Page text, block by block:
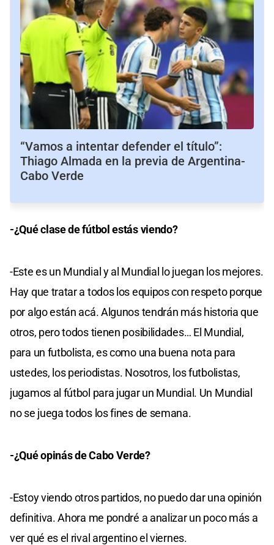
“Vamos a intentar defender el título”:
Thiago Almada en la previa de Argentina-
Cabo Verde
-¿Qué clase de fútbol estás viendo?
-Este es un Mundial y al Mundial lo juegan los mejores.
Hay que tratar a todos los equipos con respeto porque
por algo están acá. Algunos tendrán más historia que
otros, pero todos tienen posibilidades… El Mundial,
para un futbolista, es como una buena nota para
ustedes, los periodistas. Nosotros, los futbolistas,
jugamos al fútbol para jugar un Mundial. Un Mundial
no se juega todos los fines de semana.
-¿Qué opinás de Cabo Verde?
-Estoy viendo otros partidos, no puedo dar una opinión
definitiva. Ahora me pondré a analizar un poco más a
ver qué es el rival argentino el viernes.